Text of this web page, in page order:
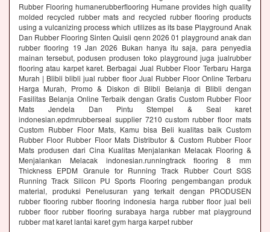
Rubber Flooring humanerubberflooring Humane provides high quality
molded recycled rubber mats and recycled rubber flooring products
using a vulcanizing process which utilizes as its base Playground Anak
Dan Rubber Flooring Sinten Quisii qenn 2026 01 playground anak dan
rubber flooring 19 Jan 2026 Bukan hanya itu saja, para penyedia
mainan tersebut, podusen produsen toko playground juga jualrubber
flooring atau karpet karet. Berbagai Jual Rubber Floor Terbaru Harga
Murah | Blibli blibli jual rubber floor Jual Rubber Floor Online Terbaru
Harga Murah, Promo & Diskon di Blibli Belanja di Blibli dengan
Fasilitas Belanja Online Terbaik dengan Gratis Custom Rubber Floor
Mats Jendela Dan Pintu Stempel & Seal karet
indonesian.epdmrubberseal supplier 7210 custom rubber floor mats
Custom Rubber Floor Mats, Kamu bisa Beli kualitas baik Custom
Rubber Floor Rubber Floor Mats Distributor & Custom Rubber Floor
Mats produsen dari Cina Kualitas Menjalankan Melacak Flooring &
Menjalankan Melacak indonesian.runningtrack flooring 8 mm
Thickness EPDM Granule for Running Track Rubber Court SGS
Running Track Silicon PU Sports Flooring pengembangan produk
material, produksi Penelusuran yang terkait dengan PRODUSEN
rubber flooring rubber flooring indonesia harga rubber floor jual beli
rubber floor rubber flooring surabaya harga rubber mat playground
rubber mat karet lantai karet gym harga karpet rubber